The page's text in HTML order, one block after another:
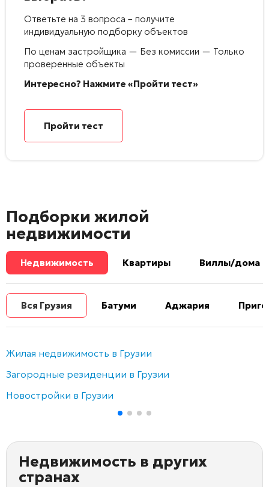
Ответьте на 3 вопроса – получите
индивидуальную подборку объектов
По ценам застройщика — Без комиссии — Только
проверенные объекты
Интересно? Нажмите «Пройти тест»
Пройти тест
Подборки жилой
недвижимости
Недвижимость Квартиры Виллы/дома
Вся Грузия Батуми Аджария
Жилая недвижимость в Грузии
Загородные резиденции в Грузии
Новостройки в Грузии
Недвижимость в других
странах